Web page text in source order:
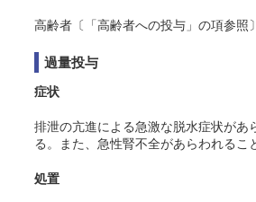
高齢者〔「高齢者への投与」の項参照〕
過量投与
症状
排泄の亢進による急激な脱水症状があ
る。また、急性腎不全があらわれるこ
処置